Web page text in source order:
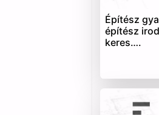
Építész
építész
keres….